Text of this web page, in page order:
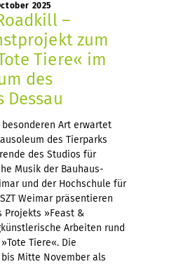
2025
–
zum
Tiere« im
des
Dessau
Art erwartet
des Tierparks
des Studios für
Musik der Bauhaus-
und der Hochschule für
Weimar präsentieren
Projekts »Feast &
Arbeiten rund
Tiere«. Die
Mitte November als